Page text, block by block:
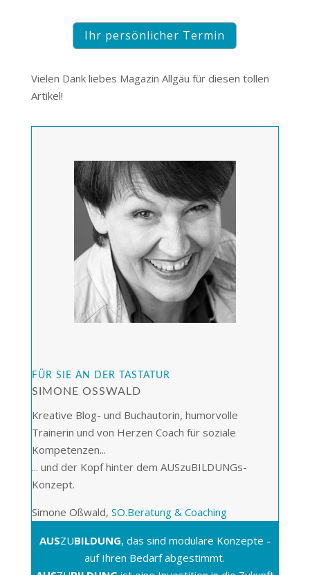
Ihr persönlicher Termin
Vielen Dank liebes Magazin Allgäu für diesen tollen
Artikel!
FÜR SIE AN DER TASTATUR
SIMONE OSSWALD
Kreative Blog- und Buchautorin, humorvolle
Trainerin und von Herzen Coach für soziale
Kompetenzen...
... und der Kopf hinter dem AUSzuBILDUNGs-
Konzept.
Simone Oßwald, SO.Beratung & Coaching
AUSZUBILDUNG, das sind modulare Konzepte -
auf Ihren Bedarf abgestimmt.